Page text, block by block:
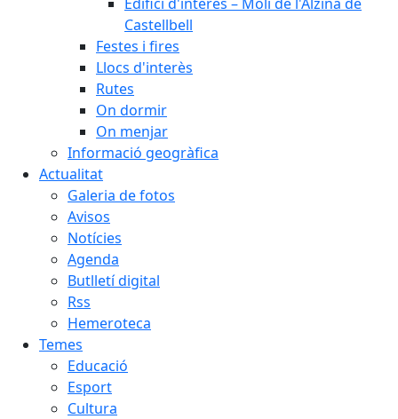
Castellbell
Festes i fires
Llocs d'interès
Rutes
On dormir
On menjar
Informació geogràfica
Actualitat
Galeria de fotos
Avisos
Notícies
Agenda
Butlletí digital
Rss
Hemeroteca
Temes
Educació
Esport
Cultura